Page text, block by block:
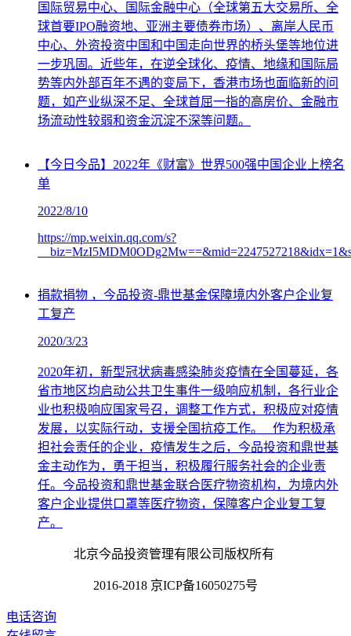
国际贸易中心、国际金融中心（全球第五大交易所、全
球首要IPO融资地、亚洲主要债券市场）、离岸人民币
中心、外资投资中国和中国走向世界的桥头堡等地位进
一步巩固。近些年，在逆全球化、疫情、地缘和国际局
势等内外部百年不遇的变局下，香港市场也面临新的问
题，如产业纵深不足、全球首屈一指的高房价、金融市
场流动性较弱和资金沉淀不深等问题。
【今日今品】2022年《财富》世界500强中国企业上榜名
单
2022/8/10
https://mp.weixin.qq.com/s?
捐款捐物 ，今品投资-鼎世基金保障境内外客户企业复
工复产
2020/3/23
2020年初，新型冠状病毒感染肺炎疫情在全国蔓延，各
省市地区均启动公共卫生事件一级响应机制，各行业企
业也积极响应国家号召，调整工作方式，积极应对疫情
发展，以实际行动，支援全国抗疫工作。 作为积极承
担社会责任的企业，疫情发生之后，今品投资和鼎世基
金主动作为，勇于担当，积极履行服务社会的企业责
任。今品投资和鼎世基金联合医疗物资机构，为境内外
客户企业提供口罩等医疗物资，保障客户企业复工复
产。
北京今品投资管理有限公司版权所有
2016-2018 京ICP备16050275号
电话咨询